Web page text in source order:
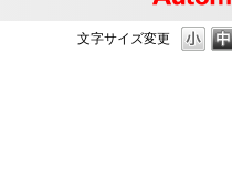
文字サイズ変更